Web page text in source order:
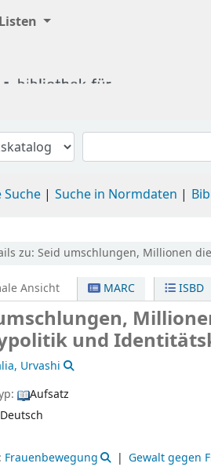
Listen
Suche in Normdaten
zu: Seid umschlungen, Millionen
Ansicht MARC ISBD
und
Urvashi
Aufsatz
Deutsch
Frauenbewegung Gewalt gegen